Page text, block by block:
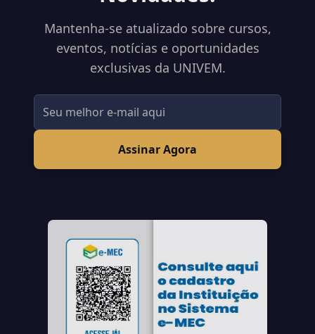
Mantenha-se atualizado sobre cursos,
eventos, notícias e oportunidades
exclusivas da UNIVEM.
Assinar Agora